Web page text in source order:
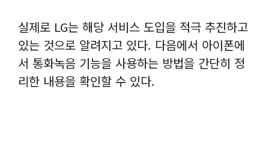
실제로 LG는 해당 서비스 도입을 적극 추진하고
있는 것으로 알려지고 있다. 다음에서 아이폰에
서 통화녹음 기능을 사용하는 방법을 간단히 정
리한 내용을 확인할 수 있다.